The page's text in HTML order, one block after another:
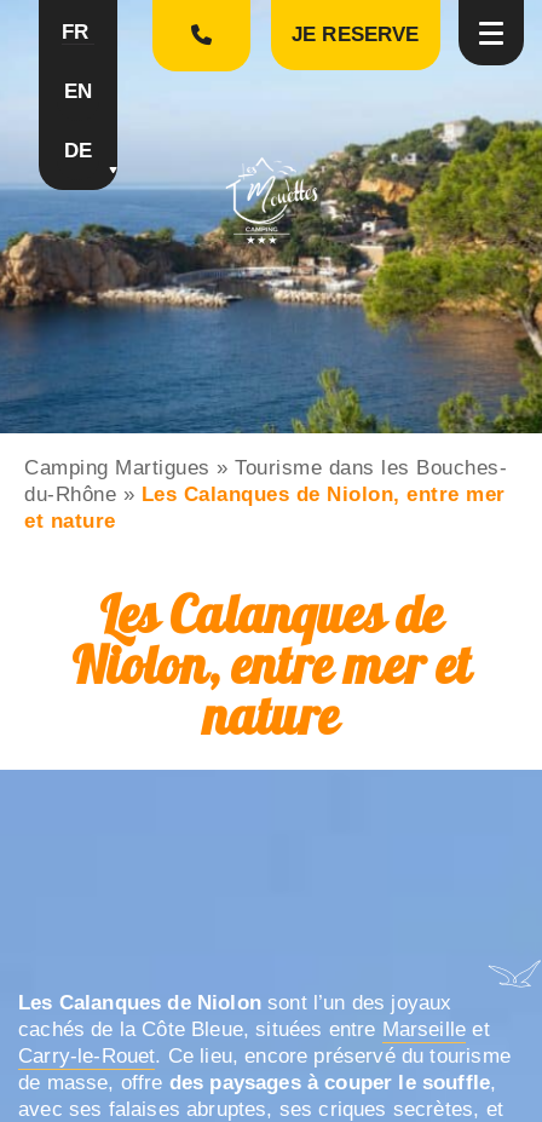
FR
EN
DE
JE RESERVE
Camping Martigues »Tourisme dans les Bouches-
du-Rhône » Les Calanques de Niolon, entre mer
et nature
Les Calanques de
Niolon, entre mer et
nature
Les Calanques de Niolonsont l’un des joyaux
cachés de la Côte Bleue, situées entre Marseille et
Carry-le-Rouet. Ce lieu, encore préservé du tourisme
de masse, offre des paysages à couper le souffle,
avec ses falaises abruptes, ses criques secrètes, et